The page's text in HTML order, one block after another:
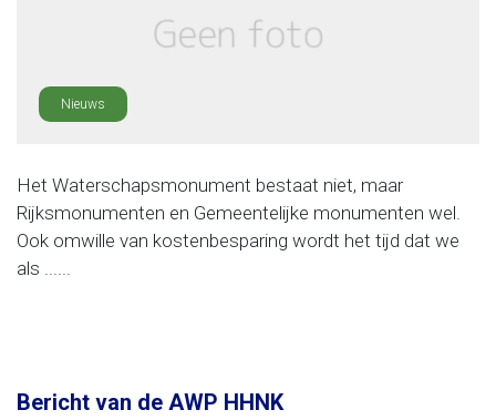
Nieuws
Het Waterschapsmonument bestaat niet, maar
Rijksmonumenten en Gemeentelijke monumenten wel.
Ook omwille van kostenbesparing wordt het tijd dat we
als ......
Bericht van de AWP HHNK